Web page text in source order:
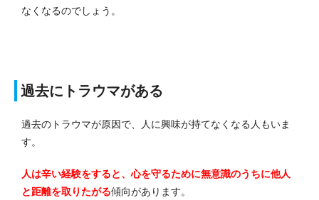
なくなるのでしょう。
過去にトラウマがある
過去のトラウマが原因で、人に興味が持てなくなる人もいま
す。
人は辛い経験をすると、心を守るために無意識のうちに他人
と距離を取りたがる傾向があります。